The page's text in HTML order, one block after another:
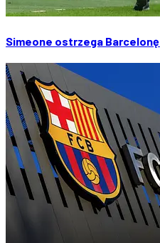
Simeone ostrzega